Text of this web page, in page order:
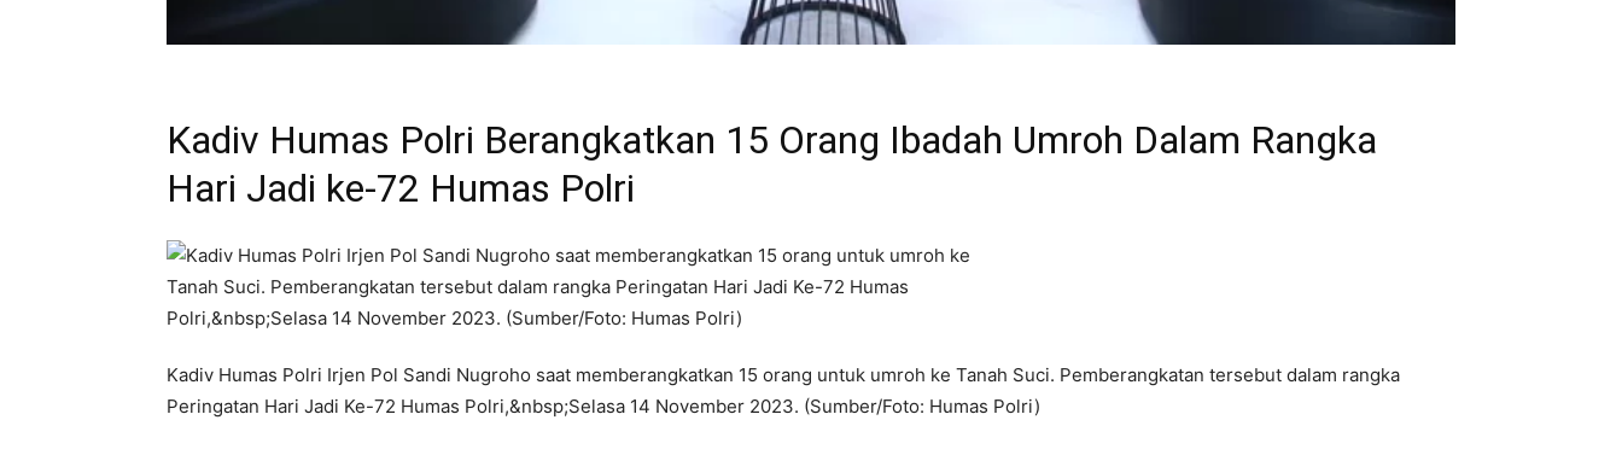
Kadiv Humas Polri Berangkatkan 15 Orang Ibadah Umroh Dalam Rangka
Hari Jadi ke-72 Humas Polri
Kadiv Humas Polri Irjen Pol Sandi Nugroho saat memberangkatkan 15 orang untuk umroh ke Tanah Suci. Pemberangkatan tersebut dalam rangka
Peringatan Hari Jadi Ke-72 Humas Polri,&nbsp;Selasa 14 November 2023. (Sumber/Foto: Humas Polri)